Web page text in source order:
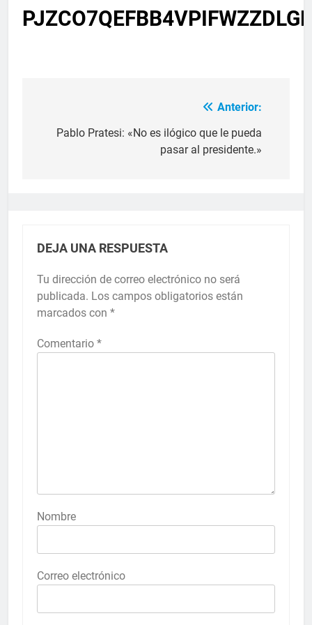
Anterior:
Pablo Pratesi: «No es ilógico que le pueda
pasar al presidente.»
DEJA UNA RESPUESTA
Tu dirección de correo electrónico no será
publicada. Los campos obligatorios están
marcados con *
Comentario *
Nombre
Correo electrónico